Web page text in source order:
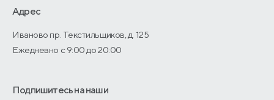
О производстве
Адрес
Иваново пр. Текстильщиков, д. 125
Ежедневно с 9:00 до 20:00
Подпишитесь на наши